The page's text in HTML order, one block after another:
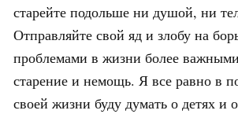
старейте подольше ни душой, ни
Отправляйте свой яд и злобу на
проблемами в жизни более
старение и немощь. Я все равно в
своей жизни буду думать о детях и